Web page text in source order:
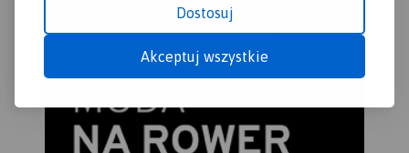
Dostosuj
Akceptuj wszystkie